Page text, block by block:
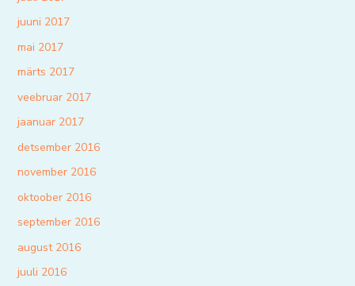
juuni 2017
mai 2017
märts 2017
veebruar 2017
jaanuar 2017
detsember 2016
november 2016
oktoober 2016
september 2016
august 2016
juuli 2016